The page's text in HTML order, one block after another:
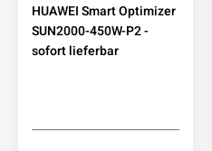
HUAWEI Smart Optimizer
SUN2000-450W-P2 -
sofort lieferbar